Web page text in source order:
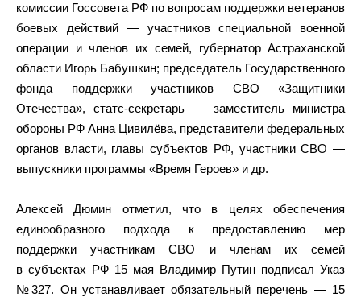
комиссии Госсовета РФ по вопросам поддержки ветеранов
боевых действий — участников специальной военной
операции и членов их семей, губернатор Астраханской
области Игорь Бабушкин; председатель Государственного
фонда поддержки участников СВО «Защитники
Отечества», статс-секретарь — заместитель министра
обороны РФ Анна Цивилёва, представители федеральных
органов власти, главы субъектов РФ, участники СВО —
выпускники программы «Время Героев» и др.
Алексей Дюмин отметил, что в целях обеспечения
единообразного подхода к предоставлению мер
поддержки участникам СВО и членам их семей
в субъектах РФ 15 мая Владимир Путин подписал Указ
№327. Он устанавливает обязательный перечень — 15